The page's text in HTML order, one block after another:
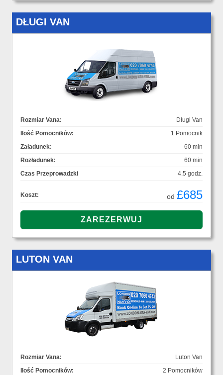
DŁUGI VAN
Rozmiar Vana:
Długi Van
Ilość Pomocników:
1 Pomocnik
Załadunek:
60 min
Rozładunek:
60 min
Czas Przeprowadzki
4.5 godz.
Koszt: od £685
LUTON VAN
Rozmiar Vana:
Luton Van
Ilość Pomocników:
2 Pomocników